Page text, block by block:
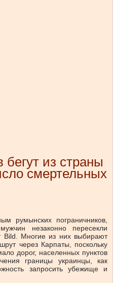
из страны
смертельных
румынских пограничников,
незаконно пересекли
Bild. Многие из них выбирают
через Карпаты, поскольку
дорог, населенных пунктов
границы украинцы, как
запросить убежище и